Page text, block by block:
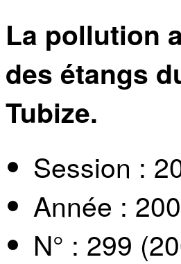
La pollution
des étangs
Tubize.
Session :
Année :
N° : 299